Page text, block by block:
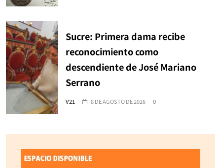
Sucre: Primera dama recibe
reconocimiento como
descendiente de José Mariano
Serrano
V21 8 DE AGOSTO DE 2026 0